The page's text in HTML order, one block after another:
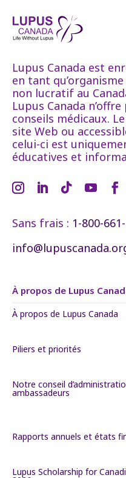
Lupus Canada est
en tant
non lucratif au
Lupus Canada
conseils médicaux.
site Web ou
celui-ci est
éducatives et
Sans frais : 1-800-
À propos de Lupus
À propos de Lupus Canada
Piliers et priorités
Notre conseil
ambassadeurs
Rapports annuels et états
Lupus Scholarship for